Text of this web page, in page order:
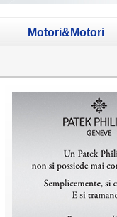
Motori&Motori